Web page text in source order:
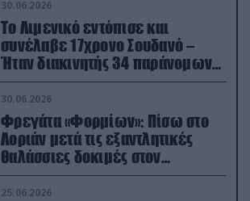
30.06.2026
Το Λιμενικό εντόπισε και
συνέλαβε 17χρονο Σουδανό –
Ήταν διακινητής 34 παράνομων
μεταναστών
30.06.2026
Φρεγάτα «Φορμίων»: Πίσω στο
Λοριάν μετά τις εξαντλητικές
θαλάσσιες δοκιμές στον
απαιτητικό Βισκαϊκό
25.06.2026